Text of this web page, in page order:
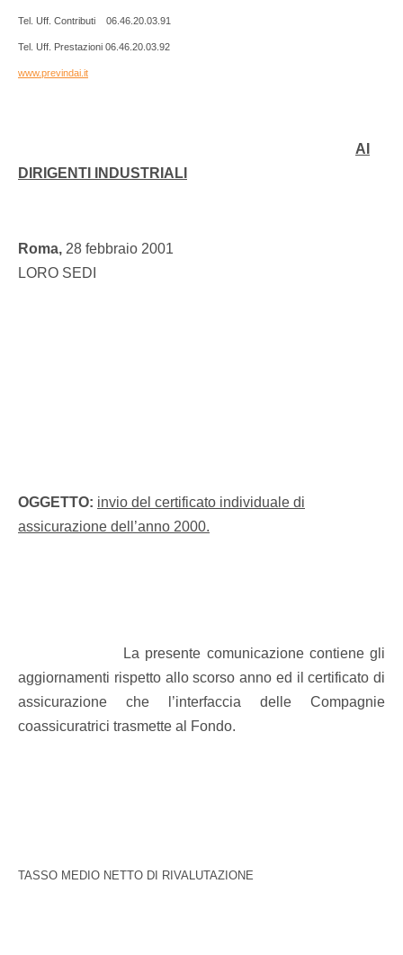
Tel. Uff. Contributi 06.46.20.03.91
Tel. Uff. Prestazioni 06.46.20.03.92
www.previndai.it
AI
DIRIGENTI INDUSTRIALI
Roma, 28 febbraio 2001
LORO SEDI
OGGETTO: invio del certificato individuale di
assicurazione dell’anno 2000.
La presente comunicazione contiene gli
aggiornamenti rispetto allo scorso anno ed il certificato di
assicurazione che l’interfaccia delle Compagnie
coassicuratrici trasmette al Fondo.
TASSO MEDIO NETTO DI RIVALUTAZIONE